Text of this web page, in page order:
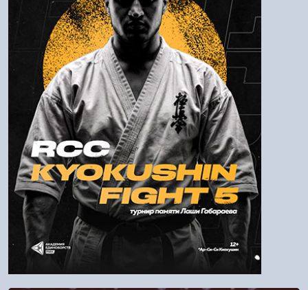
Пароль
Войти
Напомнить пароль
Регистрация